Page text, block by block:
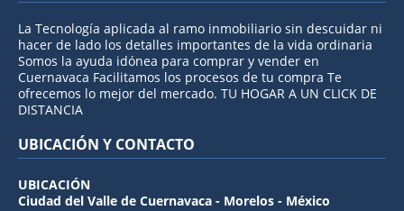
La Tecnología aplicada al ramo inmobiliario sin descuidar ni
hacer de lado los detalles importantes de la vida ordinaria
Somos la ayuda idónea para comprar y vender en
Cuernavaca Facilitamos los procesos de tu compra Te
ofrecemos lo mejor del mercado. TU HOGAR A UN CLICK DE
DISTANCIA
UBICACIÓN Y CONTACTO
UBICACIÓN
Ciudad del Valle de Cuernavaca - Morelos - México